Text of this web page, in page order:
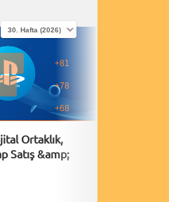
+81
+78
+68
Ortaklık,
Satış &amp;